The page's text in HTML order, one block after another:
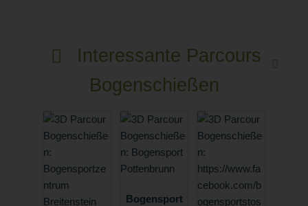
Interessante Parcours
Bogenschießen
Bogensport